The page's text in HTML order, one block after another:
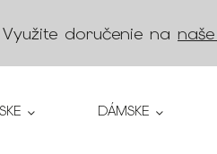
Využite doručenie na
DÁMSKE